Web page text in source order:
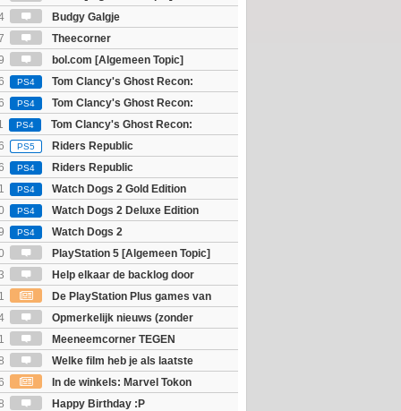
Budgy Galgje
Theecorner
bol.com [Algemeen Topic]
PS4
Tom Clancy's Ghost Recon:
- Ultimate Edition
PS4
Tom Clancy's Ghost Recon:
- Standard Edition
PS4
Tom Clancy's Ghost Recon:
PS5
Riders Republic
PS4
Riders Republic
PS4
Watch Dogs 2 Gold Edition
PS4
Watch Dogs 2 Deluxe Edition
PS4
Watch Dogs 2
PlayStation 5 [Algemeen Topic]
Help elkaar de backlog door
De PlayStation Plus games van
bekendOpmerkelijk nieuws (zonder
Meeneemcorner TEGEN
Welke film heb je als laatste
In de winkels: Marvel Tokon
& Beast of Reincarnation
Happy Birthday :P